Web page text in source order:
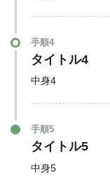
手順4
タイトル4
中身4
手順5
タイトル5
中身5